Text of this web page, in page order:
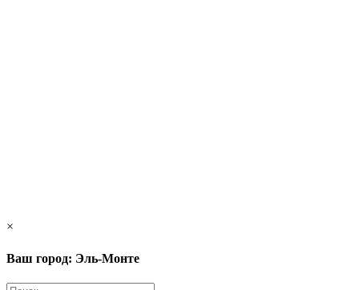
×
Ваш город: Эль-Монте